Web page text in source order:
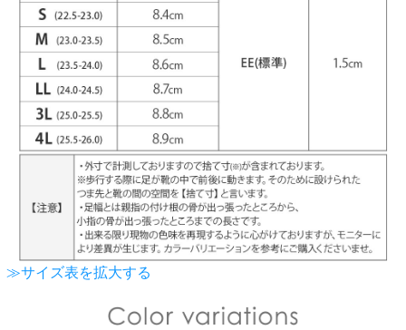
≫サイズ表を拡大する